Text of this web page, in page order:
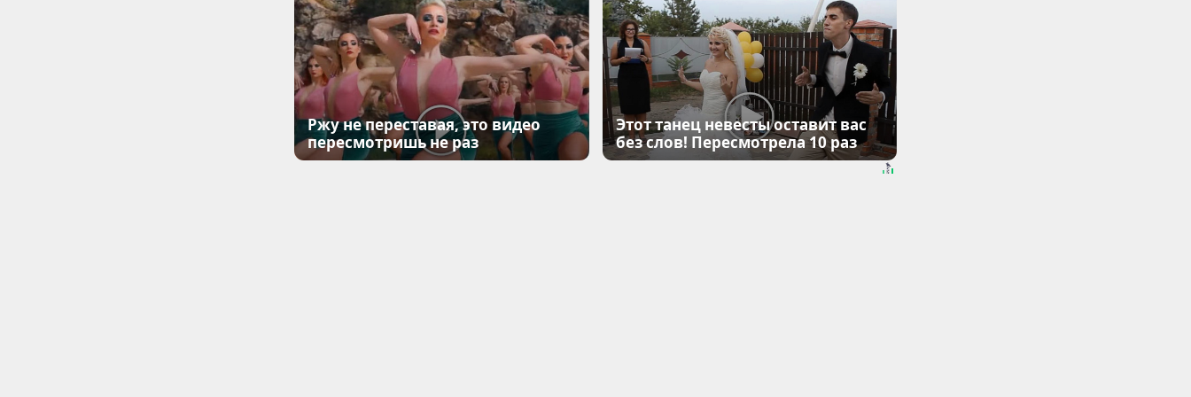
Ржу не переставая, это видео
пересмотришь не раз
Этот танец невесты оставит вас
без слов! Пересмотрела 10 раз